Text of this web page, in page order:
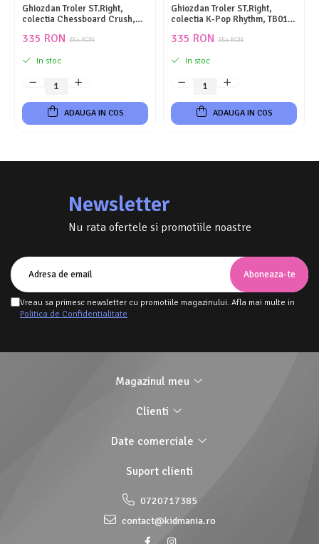
Ghiozdan Troler ST.Right,
colectia Chessboard Crush,
354 RON
335 RON
In stoc
ADAUGA IN COS
Ghiozdan Troler ST.Right,
colectia K-Pop Rhythm, TB01,
354 RON
335 RON
In stoc
ADAUGA IN COS
Newsletter
Nu rata ofertele si promotiile noastre
Vreau sa primesc newsletter cu promotiile magazinului. Afla mai multe in
Politica de Confidentialitate
Magazinul meu
Clienti
Date comerciale
Suport clienti
0720717385
contact@kidmania.ro